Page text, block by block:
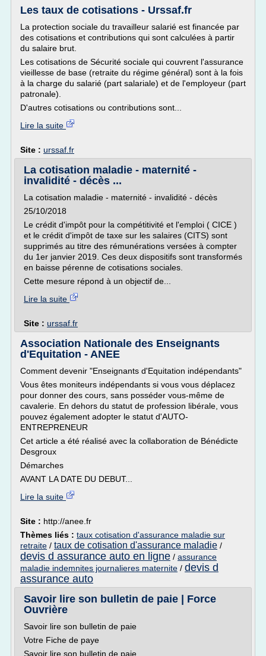
Les taux de cotisations - Urssaf.fr
La protection sociale du travailleur salarié est financée par
des cotisations et contributions qui sont calculées à partir
du salaire brut.
Les cotisations de Sécurité sociale qui couvrent l'assurance
vieillesse de base (retraite du régime général) sont à la fois
à la charge du salarié (part salariale) et de l'employeur (part
patronale).
D'autres cotisations ou contributions sont...
Lire la suite
Site : urssaf.fr
La cotisation maladie - maternité -
invalidité - décès ...
La cotisation maladie - maternité - invalidité - décès
25/10/2018
Le crédit d'impôt pour la compétitivité et l'emploi ( CICE )
et le crédit d'impôt de taxe sur les salaires (CITS) sont
supprimés au titre des rémunérations versées à compter
du 1er janvier 2019. Ces deux dispositifs sont transformés
en baisse pérenne de cotisations sociales.
Cette mesure répond à un objectif de...
Lire la suite
Site : urssaf.fr
Association Nationale des Enseignants
d'Equitation - ANEE
Comment devenir "Enseignants d'Equitation indépendants"
Vous êtes moniteurs indépendants si vous vous déplacez
pour donner des cours, sans posséder vous-même de
cavalerie. En dehors du statut de profession libérale, vous
pouvez également adopter le statut d'AUTO-
ENTREPRENEUR
Cet article a été réalisé avec la collaboration de Bénédicte
Desgroux
Démarches
AVANT LA DATE DU DEBUT...
Lire la suite
Site : http://anee.fr
Thèmes liés : taux cotisation d'assurance maladie sur
retraite / taux de cotisation d'assurance maladie /
devis d assurance auto en ligne / assurance
maladie indemnites journalieres maternite / devis d
assurance auto
Savoir lire son bulletin de paie | Force
Ouvrière
Savoir lire son bulletin de paie
Votre Fiche de paye
Savoir lire son bulletin de paie